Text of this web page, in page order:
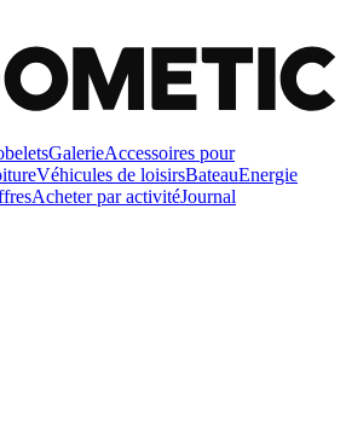
GalerieAccessoires pour
Véhicules de loisirsBateauEnergie
Acheter par activitéJournal